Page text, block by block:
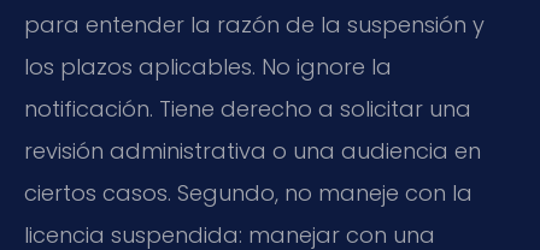
para entender la razón de la suspensión y
los plazos aplicables. No ignore la
notificación. Tiene derecho a solicitar una
revisión administrativa o una audiencia en
ciertos casos. Segundo, no maneje con la
licencia suspendida: manejar con una